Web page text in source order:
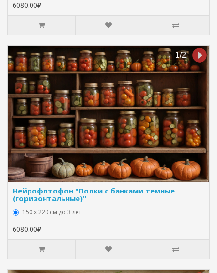
6080.00₽
Нейрофотофон "Полки с банками темные
(горизонтальные)"
150 х 220 см до 3 лет
6080.00₽